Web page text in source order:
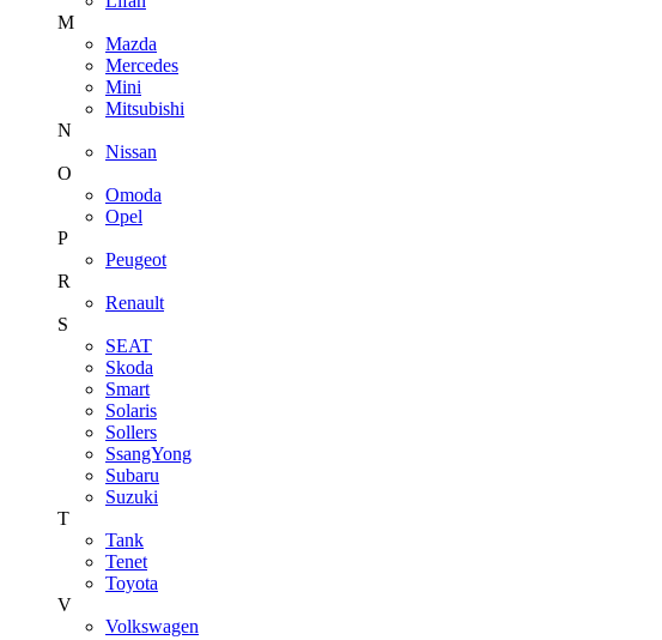
M
Mazda
Mercedes
Mini
Mitsubishi
N
Nissan
O
Omoda
Opel
P
Peugeot
R
Renault
S
SEAT
Skoda
Smart
Solaris
Sollers
SsangYong
Subaru
Suzuki
T
Tank
Tenet
Toyota
V
Volkswagen